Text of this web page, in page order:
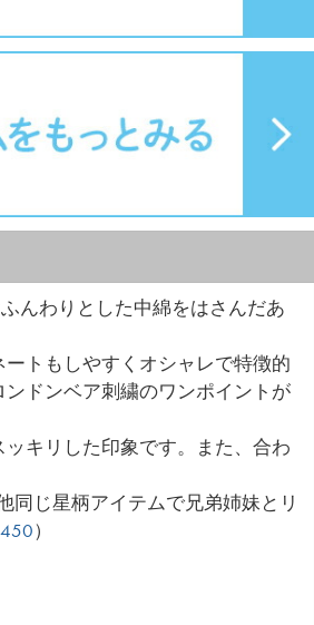
んわりとした中綿をはさんだあ
トもしやすくオシャレで特徴的
ドンベア刺繍のワンポイントが
キリした印象です。また、合わ
同じ星柄アイテムで兄弟姉妹とリ
）